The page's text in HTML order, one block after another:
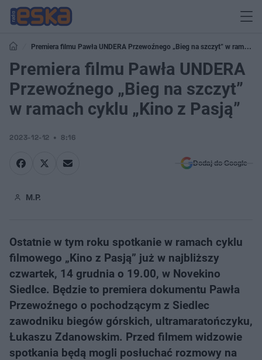
Premiera filmu Pawła UNDERA Przewoźnego „Bieg na szczyt” w ramach
cyklu „Kino z Pasją”
Premiera filmu Pawła UNDERA
Przewoźnego „Bieg na szczyt”
w ramach cyklu „Kino z Pasją”
2023-12-12 8:16
Dodaj do Google
M.P.
Ostatnie w tym roku spotkanie w ramach cyklu
filmowego „Kino z Pasją” już w najbliższy
czwartek, 14 grudnia o 19.00, w Novekino
Siedlce. Będzie to premiera dokumentu Pawła
Przewoźnego o pochodzącym z Siedlec
zawodniku biegów górskich, ultramaratończyku,
Łukaszu Zdanowskim. Przed filmem widzowie
spotkania będą mogli posłuchać rozmowy na